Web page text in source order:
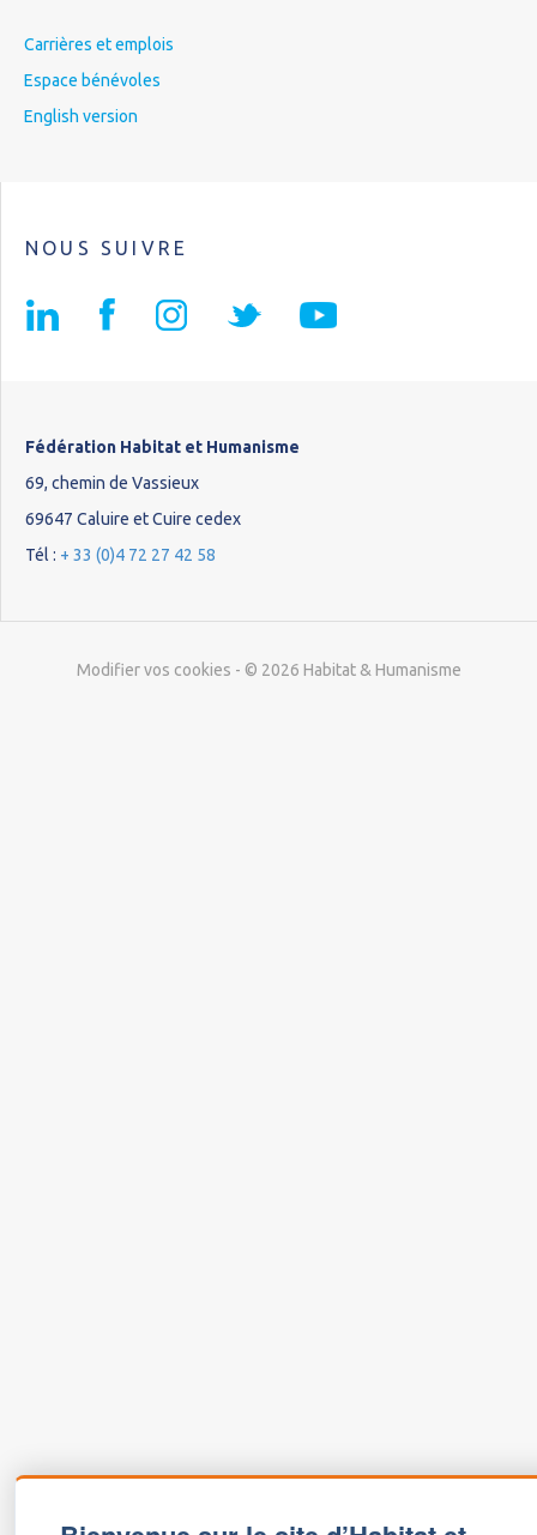
Carrières et emplois
Espace bénévoles
English version
NOUS SUIVRE
Fédération Habitat et Humanisme
69, chemin de Vassieux
69647 Caluire et Cuire cedex
Tél : + 33 (0)4 72 27 42 58
Modifier vos cookies - © 2026 Habitat & Humanisme